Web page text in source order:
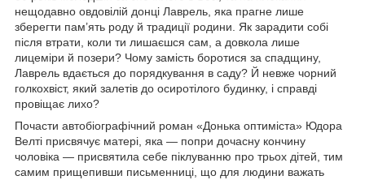
нещодавно овдовілій донці Лаврель, яка прагне лише
зберегти пам’ять роду й традиції родини. Як зарадити собі
після втрати, коли ти лишаєшся сам, а довкола лише
лицеміри й позери? Чому замість боротися за спадщину,
Лаврель вдається до порядкування в саду? Й невже чорний
голкохвіст, який залетів до осиротілого будинку, і справді
провіщає лихо?
Почасти автобіографічний роман «Донька оптиміста» Юдора
Велті присвячує матері, яка — попри дочасну кончину
чоловіка — присвятила себе піклуванню про трьох дітей, тим
самим прищепивши письменниці, що для людини важать